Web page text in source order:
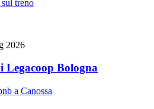
2026
Legacoop Bologna